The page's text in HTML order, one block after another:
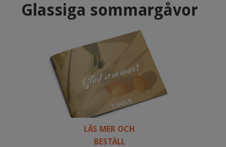
Glassiga sommargåvor
LÄS MER OCH
BESTÄLL